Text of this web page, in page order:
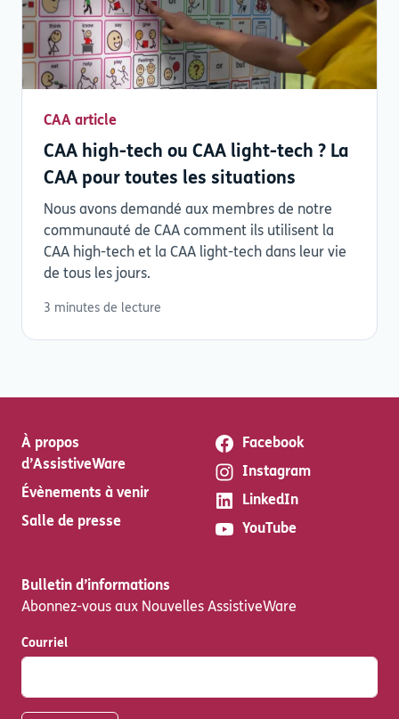
CAA article
CAA high-tech ou CAA light-tech ? La
CAA pour toutes les situations
Nous avons demandé aux membres de notre
communauté de CAA comment ils utilisent la
CAA high-tech et la CAA light-tech dans leur vie
de tous les jours.
3 minutes de lecture
À propos
d’AssistiveWare
Évènements à venir
Salle de presse
Facebook
Instagram
LinkedIn
YouTube
Bulletin d’informations
Abonnez-vous aux Nouvelles AssistiveWare
Courriel